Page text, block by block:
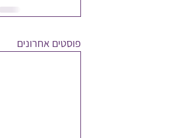
פוסטים אחרונים